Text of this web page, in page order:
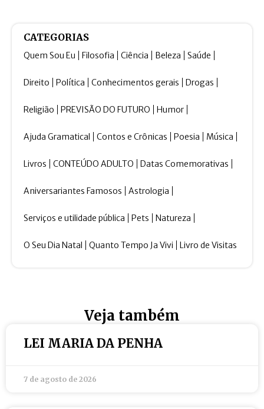
CATEGORIAS
Quem Sou Eu Filosofia Ciência Beleza Saúde
Direito Política Conhecimentos gerais Drogas
Religião PREVISÃO DO FUTURO Humor
Ajuda Gramatical Contos e Crônicas Poesia Música
Livros CONTEÚDO ADULTO Datas Comemorativas
Aniversariantes Famosos Astrologia
Serviços e utilidade pública Pets Natureza
O Seu Dia Natal Quanto Tempo Ja Vivi Livro de Visitas
Veja também
LEI MARIA DA PENHA
7 de agosto de 2026